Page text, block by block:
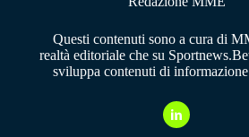
Questi contenuti sono a cura di
realtà editoriale che su
sviluppa contenuti di